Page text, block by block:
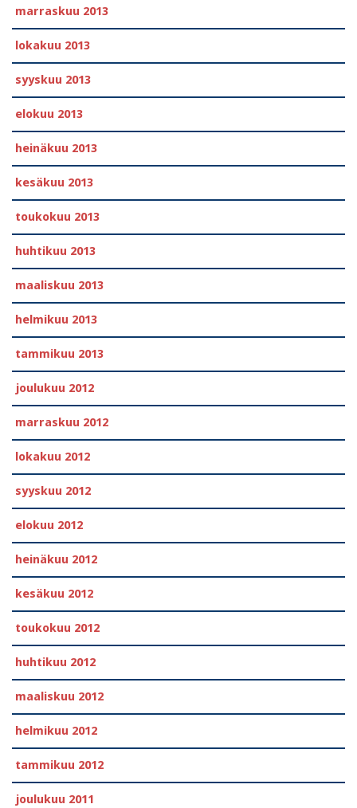
marraskuu 2013
lokakuu 2013
syyskuu 2013
elokuu 2013
heinäkuu 2013
kesäkuu 2013
toukokuu 2013
huhtikuu 2013
maaliskuu 2013
helmikuu 2013
tammikuu 2013
joulukuu 2012
marraskuu 2012
lokakuu 2012
syyskuu 2012
elokuu 2012
heinäkuu 2012
kesäkuu 2012
toukokuu 2012
huhtikuu 2012
maaliskuu 2012
helmikuu 2012
tammikuu 2012
joulukuu 2011